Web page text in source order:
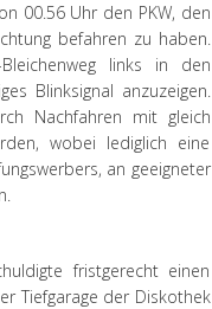
00.56 Uhr den PKW, den
befahren zu haben.
links in den
Blinksignal anzuzeigen.
Nachfahren mit gleich
wobei lediglich eine
an geeigneter
fristgerecht einen
Tiefgarage der Diskothek